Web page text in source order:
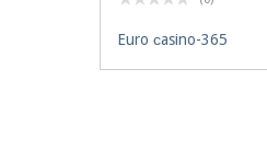
Euro сasino-365